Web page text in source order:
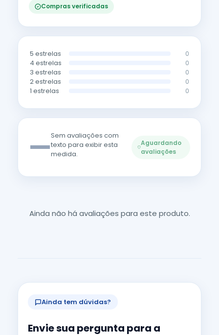
Compras verificadas
5 estrelas 0
4 estrelas 0
3 estrelas 0
2 estrelas 0
1 estrelas 0
—Sem avaliações com
texto para exibir esta
medida.
Aguardando
avaliações
Ainda não há avaliações para este produto.
Ainda tem dúvidas?
Envie sua pergunta para a